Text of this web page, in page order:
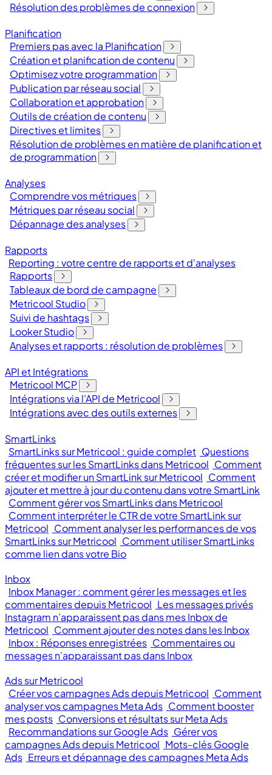
Résolution des problèmes de connexion
Planification
Premiers pas avec la Planification
Création et planification de contenu
Optimisez votre programmation
Publication par réseau social
Collaboration et approbation
Outils de création de contenu
Directives et limites
Résolution de problèmes en matière de planification et
de programmation
Analyses
Comprendre vos métriques
Métriques par réseau social
Dépannage des analyses
Rapports
Reporting : votre centre de rapports et d'analyses
Rapports
Tableaux de bord de campagne
Metricool Studio
Suivi de hashtags
Looker Studio
Analyses et rapports : résolution de problèmes
API et Intégrations
Metricool MCP
Intégrations via l'API de Metricool
Intégrations avec des outils externes
SmartLinks
SmartLinks sur Metricool : guide complet Questions
fréquentes sur les SmartLinks dans Metricool Comment
créer et modifier un SmartLink sur Metricool Comment
ajouter et mettre à jour du contenu dans votre SmartLink
Comment gérer vos SmartLinks dans Metricool
Comment interpréter le CTR de votre SmartLink sur
Metricool Comment analyser les performances de vos
SmartLinks sur Metricool Comment utiliser SmartLinks
comme lien dans votre Bio
Inbox
Inbox Manager : comment gérer les messages et les
commentaires depuis Metricool Les messages privés
Instagram n’apparaissent pas dans mes Inbox de
Metricool Comment ajouter des notes dans les Inbox
Inbox : Réponses enregistrées Commentaires ou
messages n’apparaissant pas dans Inbox
Ads sur Metricool
Créer vos campagnes Ads depuis Metricool Comment
analyser vos campagnes Meta Ads Comment booster
mes posts Conversions et résultats sur Meta Ads
Recommandations sur Google Ads Gérer vos
campagnes Ads depuis Metricool Mots-clés Google
Ads Erreurs et dépannage des campagnes Meta Ads